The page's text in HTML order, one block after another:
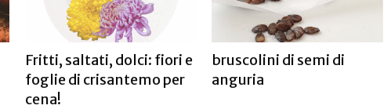
Fritti, saltati, dolci: fiori e
foglie di crisantemo per
cena!
bruscolini di semi di
anguria